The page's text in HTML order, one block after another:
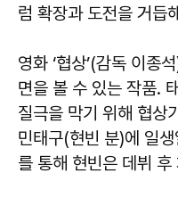
럼 확장과 도전을 거듭
영화 ‘협상’(감독 이종
면을 볼 수 있는 작품.
질극을 막기 위해 협상
민태구(현빈 분)에 일
를 통해 현빈은 데뷔